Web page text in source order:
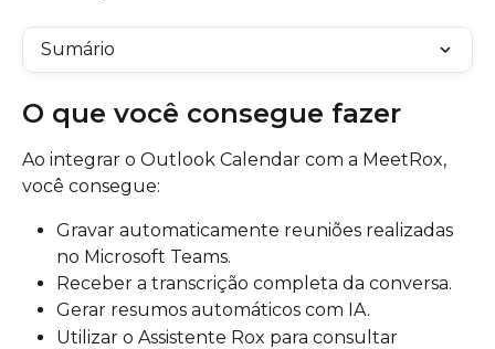
Sumário
O que você consegue fazer
Ao integrar o Outlook Calendar com a MeetRox,
você consegue:
Gravar automaticamente reuniões realizadas
no Microsoft Teams.
Receber a transcrição completa da conversa.
Gerar resumos automáticos com IA.
Utilizar o Assistente Rox para consultar